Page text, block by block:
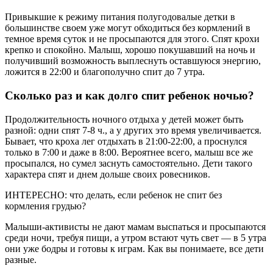
Привыкшие к режиму питания полугодовалые детки в
большинстве своем уже могут обходиться без кормлений в
темное время суток и не просыпаются для этого. Спят крохи
крепко и спокойно. Малыш, хорошо покушавший на ночь и
получивший возможность выплеснуть оставшуюся энергию,
ложится в 22:00 и благополучно спит до 7 утра.
Сколько раз и как долго спит ребенок ночью?
Продолжительность ночного отдыха у детей может быть
разной: одни спят 7-8 ч., а у других это время увеличивается.
Бывает, что кроха лег отдыхать в 21:00-22:00, а проснулся
только в 7:00 и даже в 8:00. Вероятнее всего, малыш все же
просыпался, но сумел заснуть самостоятельно. Дети такого
характера спят и днем дольше своих ровесников.
ИНТЕРЕСНО: что делать, если ребенок не спит без
кормления грудью?
Малыши-активисты не дают мамам выспаться и просыпаются
среди ночи, требуя пищи, а утром встают чуть свет — в 5 утра
они уже бодры и готовы к играм. Как вы понимаете, все дети
разные.